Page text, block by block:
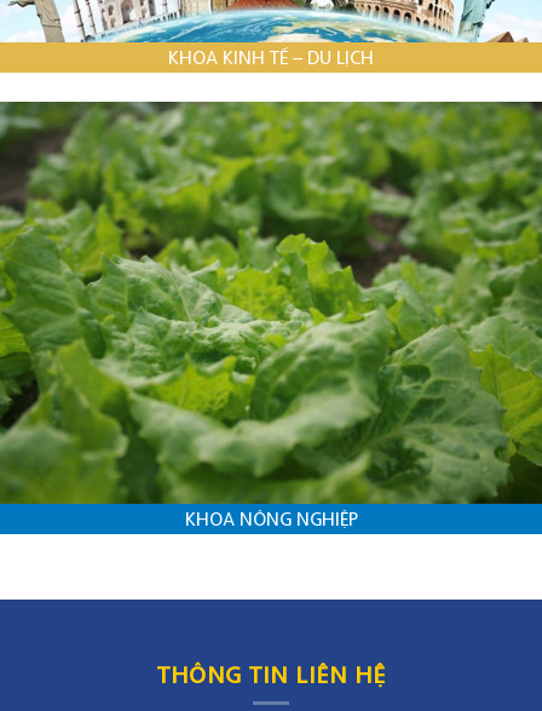
KHOA KINH TẾ – DU LỊCH
KHOA NÔNG NGHIỆP
THÔNG TIN LIÊN HỆ